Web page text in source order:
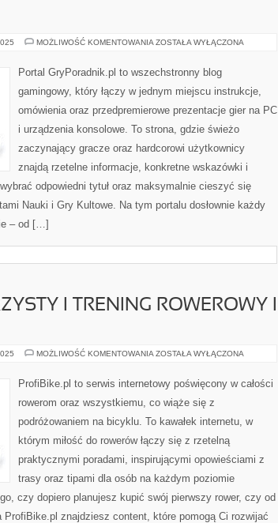
MOŻLIWOŚĆ KOMENTOWANIA GRY
ZOSTAŁA WYŁĄCZONA
Portal GryPoradnik.pl to wszechstronny blog
gamingowy, który łączy w jednym miejscu instrukcje,
omówienia oraz przedpremierowe prezentacje gier na PC
i urządzenia konsolowe. To strona, gdzie świeżo
zaczynający gracze oraz hardcorowi użytkownicy
znajdą rzetelne informacje, konkretne wskazówki i
odpowiedni tytuł oraz maksymalnie cieszyć się
Nauki i Gry Kultowe. Na tym portalu dosłownie każdy
– od […]
I TRENING ROWEROWY I
MOŻLIWOŚĆ KOMENTOWANIA ZDROWIE
TRENING
ROWEROWY
FITNESS
ZOSTAŁA WYŁĄCZONA
ProfiBike.pl to serwis internetowy poświęcony w całości
rowerom oraz wszystkiemu, co wiąże się z
podróżowaniem na bicyklu. To kawałek internetu, w
którym miłość do rowerów łączy się z rzetelną
praktycznymi poradami, inspirującymi opowieściami z
trasy oraz tipami dla osób na każdym poziomie
czy dopiero planujesz kupić swój pierwszy rower, czy od
ProfiBike.pl znajdziesz content, które pomogą Ci rozwijać